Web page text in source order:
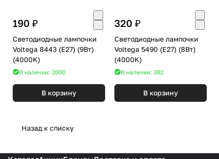
190 ₽
Светодиодные лампочки
Voltega 8443 (E27) (9Вт)
(4000K)
В наличии: 2000
В корзину
320 ₽
Светодиодные лампочки
Voltega 5490 (E27) (8Вт)
(4000K)
В наличии: 382
В корзину
Назад к списку